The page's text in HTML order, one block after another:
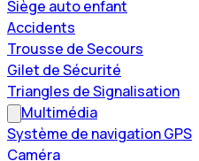
Siège auto enfant
Accidents
Trousse de Secours
Gilet de Sécurité
Triangles de Signalisation
Multimédia
Système de navigation GPS
Caméra